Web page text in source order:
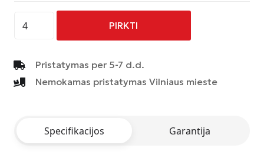
kiekis:
-
AC-
M03
POLISHED
PIRKTI
Pristatymas per 5-7 d.d.
Nemokamas pristatymas Vilniaus mieste
Specifikacijos Garantija